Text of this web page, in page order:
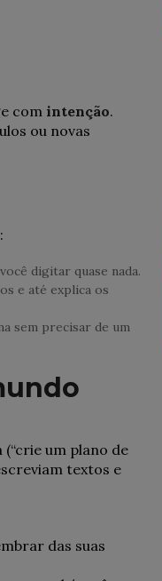
com intenção.
ou novas
digitar quase nada.
e até explica os
sem precisar de um
um plano de
textos e
das suas